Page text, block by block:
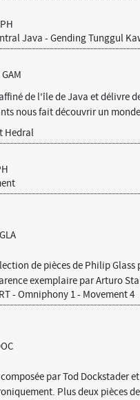
Java - Gending Tunggul
de l'île de Java et délivre
nous fait découvrir un
Hedral
de pièces de Philip
exemplaire par Arturo
- Omniphony 1 - Movement 4
par Tod Dockstader
Plus deux pièces